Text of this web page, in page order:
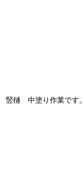
竪樋 中塗り作業です。